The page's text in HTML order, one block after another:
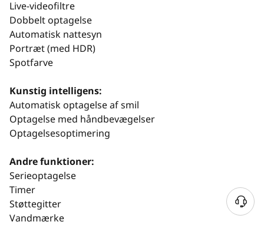
Live-videofiltre
Dobbelt optagelse
Automatisk nattesyn
Portræt (med HDR)
Spotfarve
Kunstig intelligens:
Automatisk optagelse af smil
Optagelse med håndbevægelser
Optagelsesoptimering
Andre funktioner:
Serieoptagelse
Timer
Støttegitter
Vandmærke